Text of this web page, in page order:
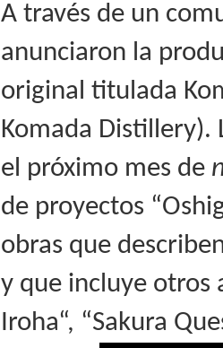
A través de un
anunciaron la
original titulada
Komada Distillery).
el próximo mes de
de proyectos
obras que
y que incluye otros
Iroha“, “Sakura